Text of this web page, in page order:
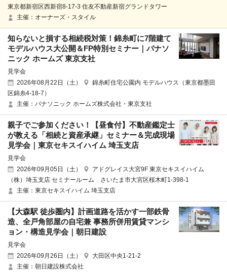
東京都新宿区西新宿8-17-3 住友不動産新宿グランドタワー
主催：オーナーズ・スタイル
知らないと損する相続税対策！錦糸町に7階建て
モデルハウス大公開＆FP特別セミナー｜パナソ
ニック ホームズ 東京支社
見学会
2026年08月22日（土）
錦糸町住宅公園内 モデルハウス（東京都墨田
区錦糸4-18-7）
主催：パナソニック ホームズ株式会社・東京支社
親子でご参加ください！【昼食付】不動産鑑定士
が教える「相続と資産承継」セミナー＆完成現場
見学会｜東京セキスイハイム 埼玉支店
見学会
2026年09月05日（土）
アドグレイス大宮9F 東京セキスイハイム
（株）埼玉支店 セミナールーム さいたま市大宮区桜木町1-398-1
主催：東京セキスイハイム 埼玉支店
【大森駅 徒歩圏内】計画道路を活かす一部鉄骨
造、全戸角部屋の自宅兼 事務所併用賃貸マンシ
ョン・構造見学会｜朝日建設
見学会
2026年09月26日（土）
大田区中央1-21-2
主催：朝日建設株式会社